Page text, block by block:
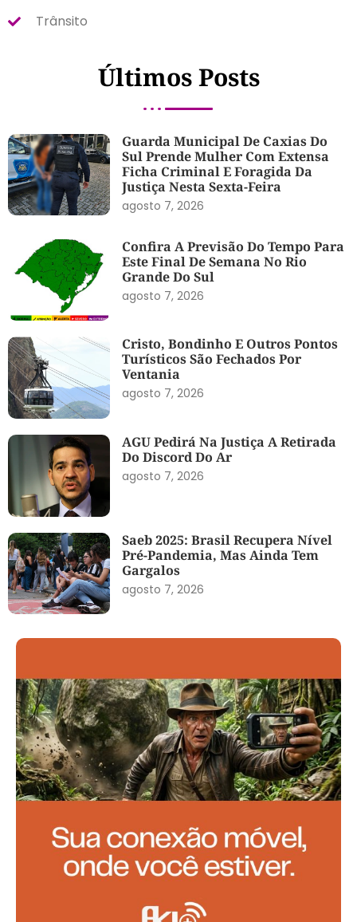
Trânsito
Últimos Posts
Guarda Municipal De Caxias Do
Sul Prende Mulher Com Extensa
Ficha Criminal E Foragida Da
Justiça Nesta Sexta-Feira
agosto 7, 2026
Confira A Previsão Do Tempo Para
Este Final De Semana No Rio
Grande Do Sul
agosto 7, 2026
Cristo, Bondinho E Outros Pontos
Turísticos São Fechados Por
Ventania
agosto 7, 2026
AGU Pedirá Na Justiça A Retirada
Do Discord Do Ar
agosto 7, 2026
Saeb 2025: Brasil Recupera Nível
Pré-Pandemia, Mas Ainda Tem
Gargalos
agosto 7, 2026